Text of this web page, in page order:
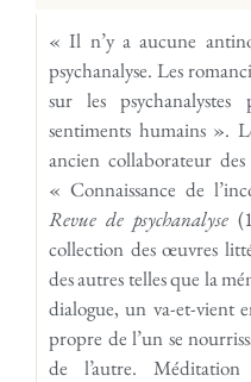
« Il n’y a aucune
psychanalyse. Les
sur les
sentiments humains ».
ancien collaborateur des
« Connaissance de
Revue de psychanalyse
collection des œuvres
des autres telles que la
dialogue, un va-et-vient
propre de l’un se
de l’autre.